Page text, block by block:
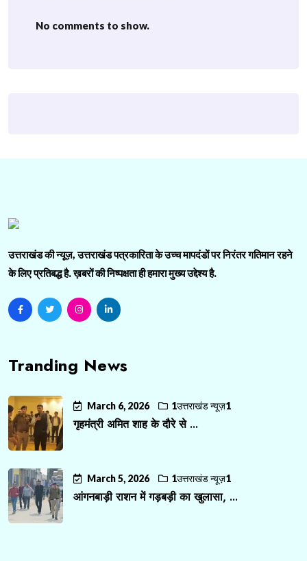
No comments to show.
उत्तराखंड की न्यूज़, उत्तराखंड पत्रकारिता के उच्च मापदंडों पर निरंतर गतिमान रहने
के लिए प्रतिबद्ध है. ख़बरों की निष्पक्षता ही हमारा मुख्य उद्देश्य है.
Tranding News
March 6, 2026 1उत्तराखंड न्यूज़1
गृहमंत्री अमित शाह के दौरे से ...
March 5, 2026 1उत्तराखंड न्यूज़1
आंगनबाड़ी राशन में गड़बड़ी का खुलासा, ...